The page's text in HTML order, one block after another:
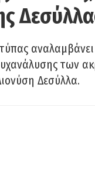
των
Δεσύλλα.